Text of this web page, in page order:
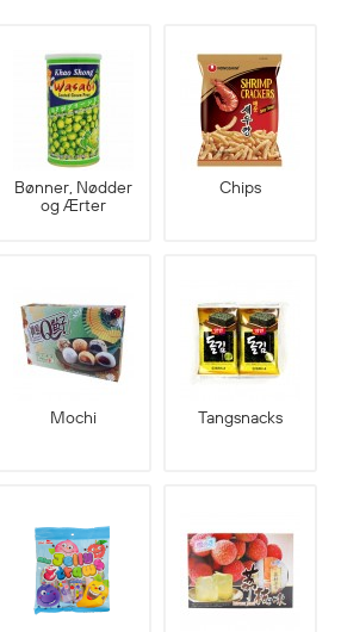
Bønner, Nødder
og Ærter
Chips
Mochi Tangsnacks